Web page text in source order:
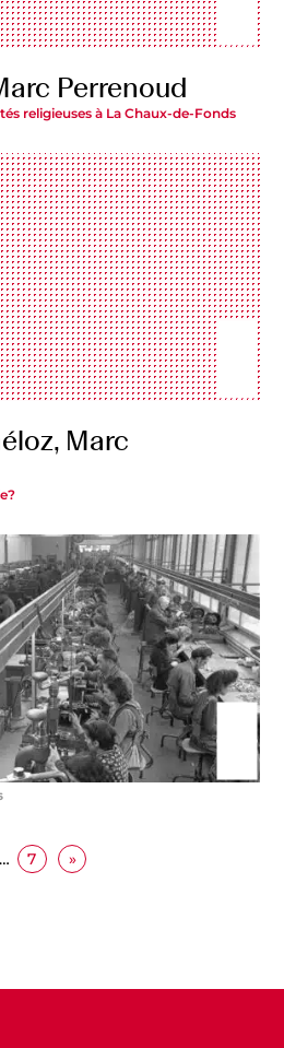
Perrenoud
religieuses à La Chaux-de-Fonds
Marc
… 7 »